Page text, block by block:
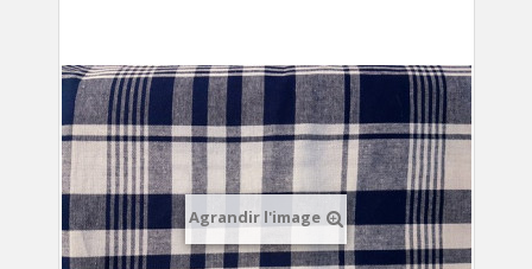
Agrandir l'image